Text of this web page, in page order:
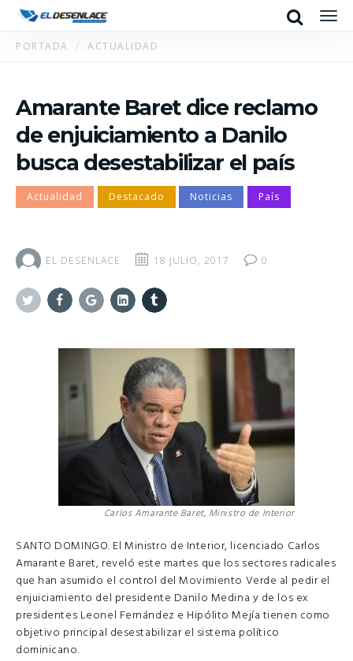
Search
PORTADA ACTUALIDAD
Amarante Baret dice reclamo
de enjuiciamiento a Danilo
busca desestabilizar el país
Actualidad Destacado Noticias País
EL DESENLACE 18 JULIO, 2017 0
Carlos Amarante Baret, Ministro de Interior
SANTO DOMINGO. El Ministro de Interior, licenciado Carlos
Amarante Baret, reveló este martes que los sectores radicales
que han asumido el control del Movimiento Verde al pedir el
enjuiciamiento del presidente Danilo Medina y de los ex
presidentes Leonel Fernández e Hipólito Mejía tienen como
objetivo principal desestabilizar el sistema político
dominicano.